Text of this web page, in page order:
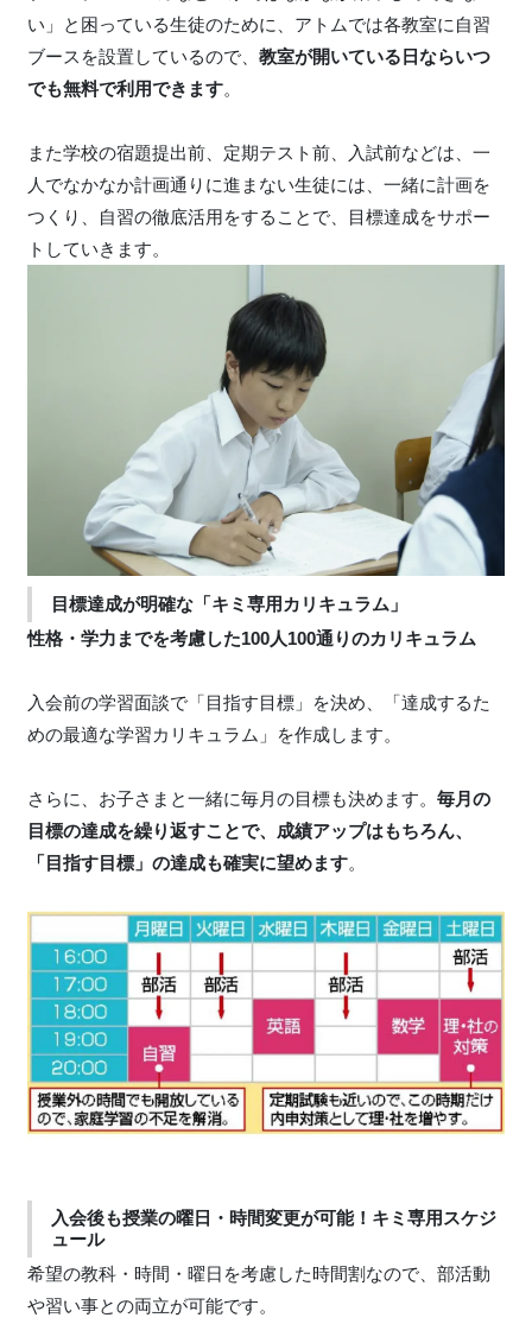
い」と困っている生徒のために、アトムでは各教室に自習
ブースを設置しているので、 教室が開いている日ならいつ
でも無料で利用できます。
また学校の宿題提出前、定期テスト前、入試前などは、一
人でなかなか計画通りに進まない生徒には、一緒に計画を
つくり、自習の徹底活用をすることで、目標達成をサポー
トしていきます。
目標達成が明確な「キミ専用カリキュラム」
性格・学力までを考慮した100人100通りのカリキュラム
入会前の学習面談で「目指す目標」を決め、「達成するた
めの最適な学習カリキュラム」を作成します。
さらに、お子さまと一緒に毎月の目標も決めます。 毎月の
目標の達成を繰り返すことで、成績アップはもちろん、
「目指す目標」の達成も確実に望めます。
入会後も授業の曜日・時間変更が可能！キミ専用スケジ
ュール
希望の教科・時間・曜日を考慮した時間割なので、部活動
や習い事との両立が可能です。